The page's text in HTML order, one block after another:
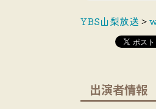
YBS山梨放送 >
出演者情報